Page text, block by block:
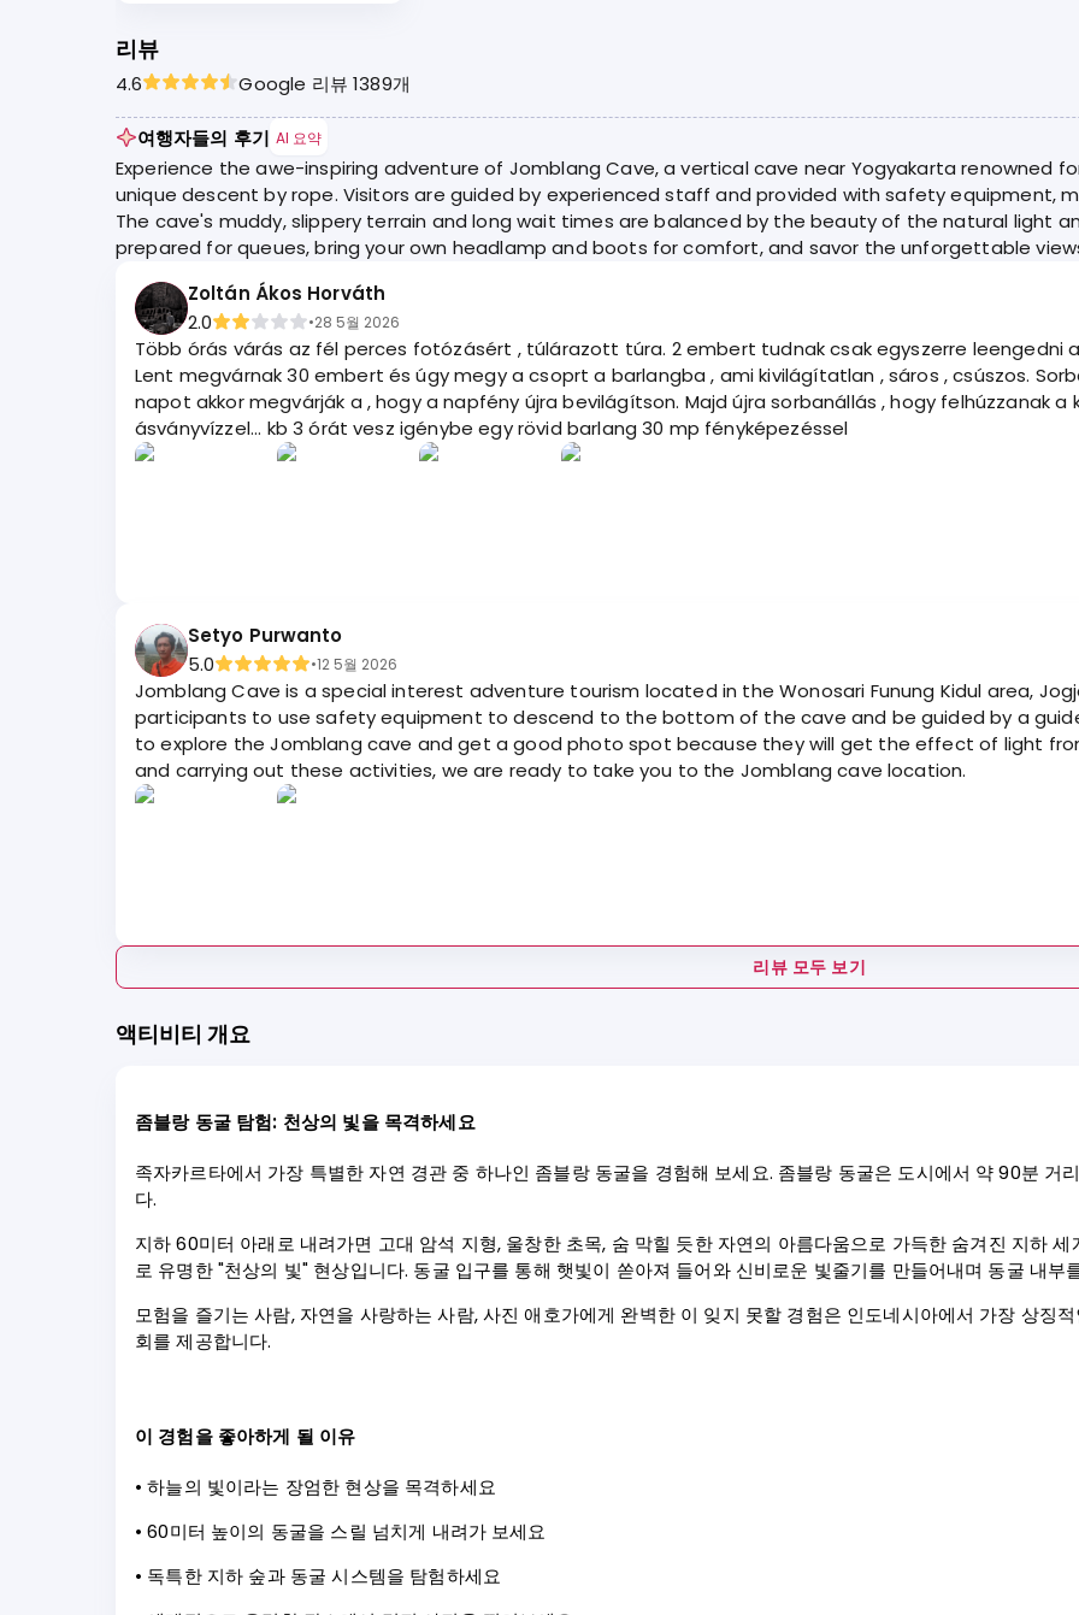
리뷰
4.6
Google 리뷰 1389개
여행자들의 후기 AI 요약
Experience the awe-inspiring adventure of Jomblang Cave, a vertical cave near Yogyakarta renowned
unique descent by rope. Visitors are guided by experienced staff and provided with safety equipment,
The cave's muddy, slippery terrain and long wait times are balanced by the beauty of the natural light
prepared for queues, bring your own headlamp and boots for comfort, and savor the unforgettable
Zoltán Ákos Horváth
2.0
•28 5월 2026
Több órás várás az fél perces fotózásért , túlárazott túra. 2 embert tudnak csak egyszerre leengedni ami érthető , mert emberi erővel csinálják.
Lent megvárnak 30 embert és úgy megy a csoprt a barlangba , ami kivilágítatlan , sáros , csúszos. Sorbanállás a a fényképre . Ha a felhő eltakarja a
napot akkor megvárják a , hogy a napfény újra bevilágítson. Majd újra sorbanállás , hogy felhúzzanak a kötélen. Majd egy szegényes " ebéd" egy
ásványvízzel... kb 3 órát vesz igénybe egy rövid barlang 30 mp fényképezéssel
Setyo Purwanto
5.0
•12 5월 2026
Jomblang Cave is a special interest adventure tourism located in the Wonosari Funung Kidul area,
participants to use safety equipment to descend to the bottom of the cave and be guided by a
to explore the Jomblang cave and get a good photo spot because they will get the effect of light
and carrying out these activities, we are ready to take you to the Jomblang cave location.
리뷰 모두 보기
액티비티 개요
좀블랑 동굴 탐험: 천상의 빛을 목격하세요
족자카르타에서 가장 특별한 자연 경관 중 하나인 좀블랑 동굴을 경험해 보세요. 좀블랑 동굴은 도시에서 약 90분 거
다.
지하 60미터 아래로 내려가면 고대 암석 지형, 울창한 초목, 숨 막힐 듯한 자연의 아름다움으로 가득한 숨겨진 지하
로 유명한 "천상의 빛" 현상입니다. 동굴 입구를 통해 햇빛이 쏟아져 들어와 신비로운 빛줄기를 만들어내며 동굴 내부
모험을 즐기는 사람, 자연을 사랑하는 사람, 사진 애호가에게 완벽한 이 잊지 못할 경험은 인도네시아에서 가장 상징
회를 제공합니다.
이 경험을 좋아하게 될 이유
• 하늘의 빛이라는 장엄한 현상을 목격하세요
• 60미터 높이의 동굴을 스릴 넘치게 내려가 보세요
• 독특한 지하 숲과 동굴 시스템을 탐험하세요